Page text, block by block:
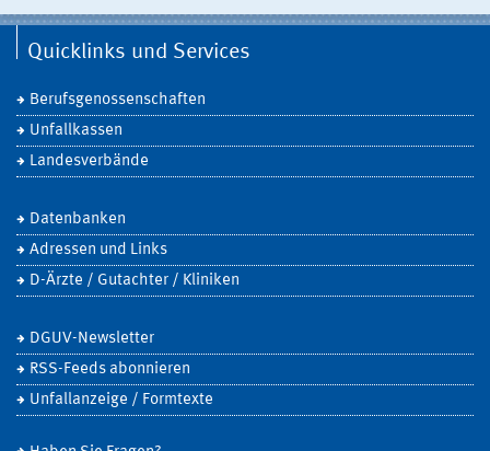
Quicklinks und Services
Berufsgenossenschaften
Unfallkassen
Landesverbände
Datenbanken
Adressen und Links
D-Ärzte / Gutachter / Kliniken
DGUV-Newsletter
RSS-Feeds abonnieren
Unfallanzeige / Formtexte